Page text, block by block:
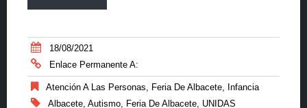
18/08/2021
Enlace Permanente A:
Atención A Las Personas, Feria De Albacete, Infancia
Albacete, Autismo, Feria De Albacete, UNIDAS